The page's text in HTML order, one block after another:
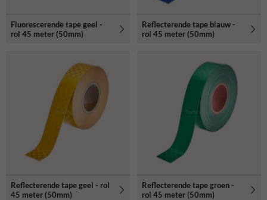
Fluorescerende tape geel -
rol 45 meter (50mm)
Reflecterende tape blauw -
rol 45 meter (50mm)
Reflecterende tape geel - rol
45 meter (50mm)
Reflecterende tape groen -
rol 45 meter (50mm)